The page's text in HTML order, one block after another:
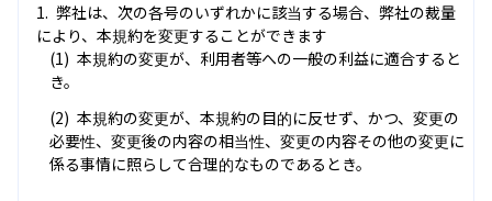
弊社は、次の各号のいずれかに該当する場合、弊社の裁量
により、本規約を変更することができます
本規約の変更が、利用者等への一般の利益に適合すると
き。
本規約の変更が、本規約の目的に反せず、かつ、変更の
必要性、変更後の内容の相当性、変更の内容その他の変更に
係る事情に照らして合理的なものであるとき。